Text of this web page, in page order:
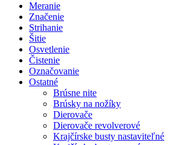
Meranie
Značenie
Strihanie
Šitie
Osvetlenie
Čistenie
Označovanie
Ostatné
Brúsne nite
Brúsky na nožíky
Dierovače
Dierovače revolverové
Krajčírske busty nastaviteľné